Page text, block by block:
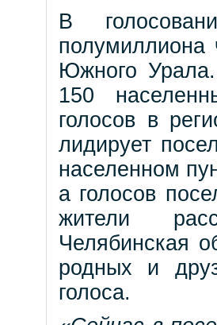
В
полумиллиона
Южного
150
голосов в
лидирует
населенном
а голосов
жители
Челябинская
родных и
голоса.